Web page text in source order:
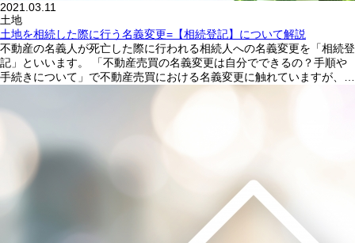
2021.03.11
土地
土地を相続した際に行う名義変更=【相続登記】について解説
不動産の名義人が死亡した際に行われる相続人への名義変更を「相続登
記」といいます。 「不動産売買の名義変更は自分でできるの？手順や
手続きについて」で不動産売買における名義変更に触れていますが、…